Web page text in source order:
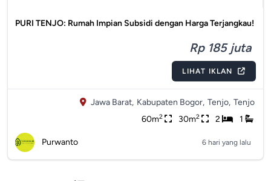
PURI TENJO: Rumah Impian Subsidi dengan Harga Terjangkau!
Rp 185 juta
LIHAT IKLAN
Jawa Barat, Kabupaten Bogor, Tenjo, Tenjo
60m2 30m2 2 1
Purwanto 6 hari yang lalu